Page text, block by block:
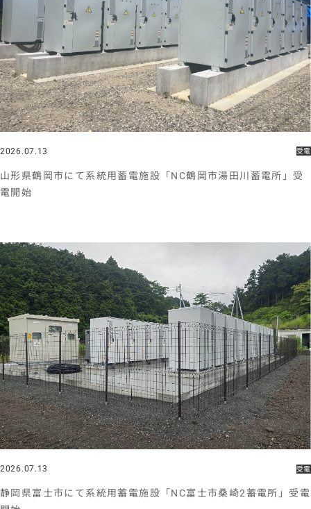
2026.07.13 受電
山形県鶴岡市にて系統用蓄電施設「NC鶴岡市湯田川蓄電所」受
電開始
2026.07.13 受電
静岡県富士市にて系統用蓄電施設「NC富士市桑崎2蓄電所」受電